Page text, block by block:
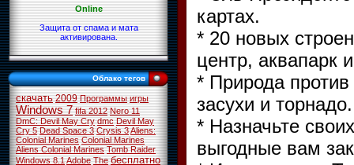
Online
Защита от спама и мата
активирована.
Облако тегов
скачать 2009 Программы игры
Windows 7 fifa 2012 Nero 11
DmC: Devil May Cry dmc Devil May
Cry 5 Dead Space 3 Crysis 3Aliens:
Colonial Marines Colonial Marines
Aliens Colonial Marines Tomb Raider
Windows 8.1Adobe The бесплатно
картах.
* 20 новых
центр, аквапарк
* Природа
засухи и торнадо.
* Назначьте
выгодные вам